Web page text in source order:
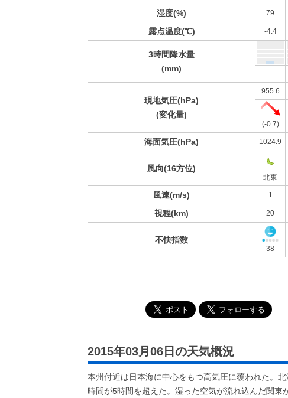
湿度(%) 79
露点温度(℃) -4.4
3時間降水量
(mm)
---
現地気圧(hPa)
(変化量)
955.6
(-0.7)
海面気圧(hPa) 1024.9
風向(16方位)
北東
風速(m/s) 1
視程(km) 20
不快指数
38
2015年03月06日の天気概況
本州付近は日本海に中心をもつ高気圧に覆われた。
時間が5時間を超えた。湿った空気が流れ込んだ関